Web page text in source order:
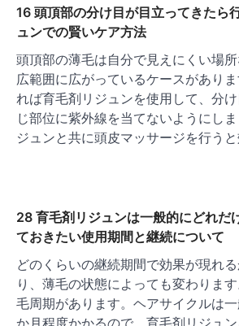
16 頭頂部の分け目が目立ってきたら
ュンでの賢いケア方法
頭頂部の薄毛は自分で見えにくい場
広範囲に広がっているケースがあり
れば育毛剤リジュンを使用して、分
じ部位に紫外線を当てないようにし
ジュンと共に頭皮マッサージを行うと
28 育毛剤リジュンは一般的にどれだ
ておきたい使用期間と継続について
どのくらいの継続期間で効果が現れ
り、薄毛の状態によっても変わりま
毛周期があります。ヘアサイクルは